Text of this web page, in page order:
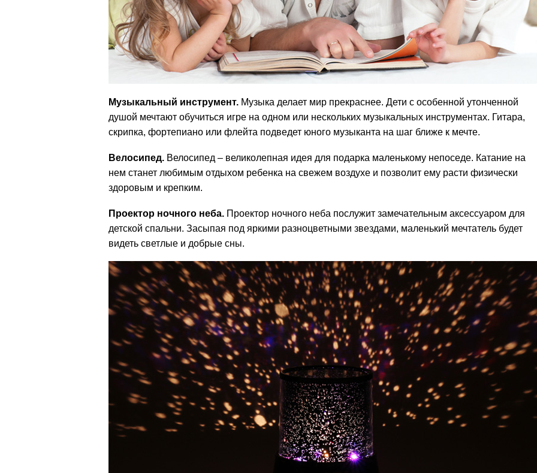
Музыкальный инструмент. Музыка делает мир прекраснее. Дети с особенной утонченной
душой мечтают обучиться игре на одном или нескольких музыкальных инструментах. Гитара,
скрипка, фортепиано или флейта подведет юного музыканта на шаг ближе к мечте.
Велосипед. Велосипед – великолепная идея для подарка маленькому непоседе. Катание на
нем станет любимым отдыхом ребенка на свежем воздухе и позволит ему расти физически
здоровым и крепким.
Проектор ночного неба. Проектор ночного неба послужит замечательным аксессуаром для
детской спальни. Засыпая под яркими разноцветными звездами, маленький мечтатель будет
видеть светлые и добрые сны.